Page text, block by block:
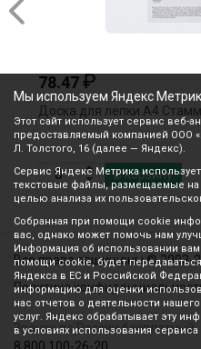
Все права защищены © 2003-
Политика
Звонок по России бесплатный
Мы используем Яндекс
Этот сайт использует сервис веб-
предоставляемый компанией ООО
Л. Толстого, 16 (далее — Яндекс).
Сервис Яндекс Метрика
текстовые файлы, размещаемые
целью анализа их
Собранная при помощи cookie
вас, однако может помочь нам
Информация об использовании
помощи cookie, будет
Яндекса в ЕС и Российской
информацию для оценки
нас отчетов о деятельности
услуг. Яндекс обрабатывает эту
в условиях использования